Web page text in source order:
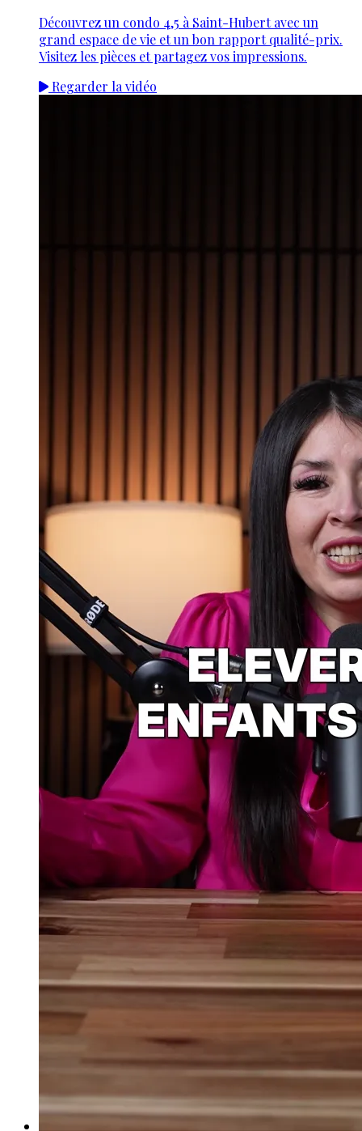
Découvrez un condo 4,5 à Saint-Hubert avec un
grand espace de vie et un bon rapport qualité-prix.
Visitez les pièces et partagez vos impressions.
Regarder la vidéo